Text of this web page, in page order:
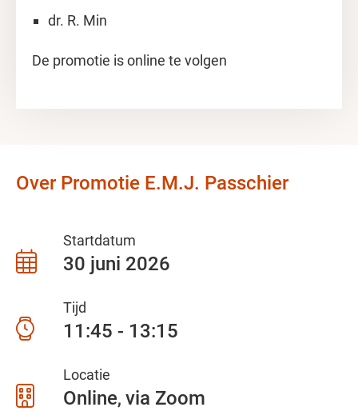
dr. R. Min
De promotie is online te volgen
Over Promotie E.M.J. Passchier
Startdatum
30 juni 2026
Tijd
11:45 - 13:15
Locatie
Online via Zoom